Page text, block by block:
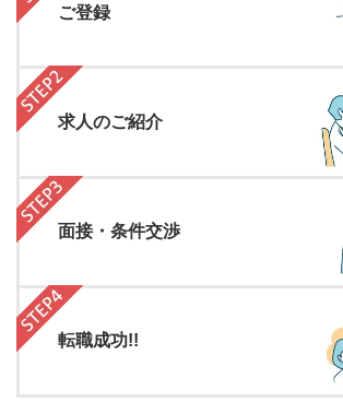
ご登録
求人のご紹介
面接・条件交渉
転職成功!!